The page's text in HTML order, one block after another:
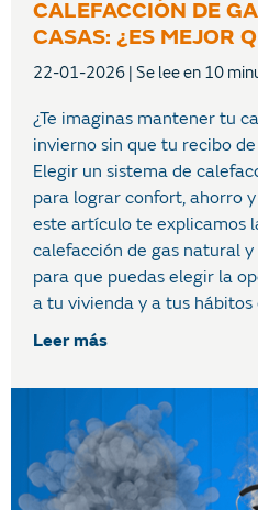
CALEFACCIÓN DE
CASAS: ¿ES MEJOR
22-01-2026
¿Te imaginas mantener tu
invierno sin que tu recibo
Elegir un sistema de
para lograr confort, ahorro
este artículo te explicamos
calefacción de gas natural
para que puedas elegir la
a tu vivienda y a tus hábitos
Leer más